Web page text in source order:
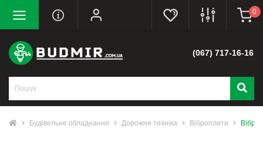
0
(067) 717-16-16
Будівельне обладнання Дорожня техніка Віброплити